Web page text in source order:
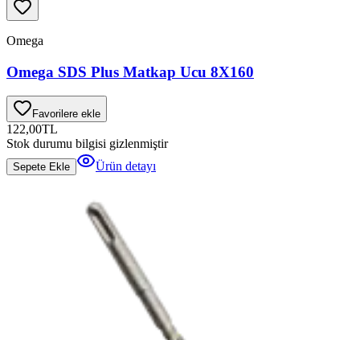
Omega
Omega SDS Plus Matkap Ucu 8X160
Favorilere ekle
122,00TL
Stok durumu bilgisi gizlenmiştir
Sepete Ekle Ürün detayı